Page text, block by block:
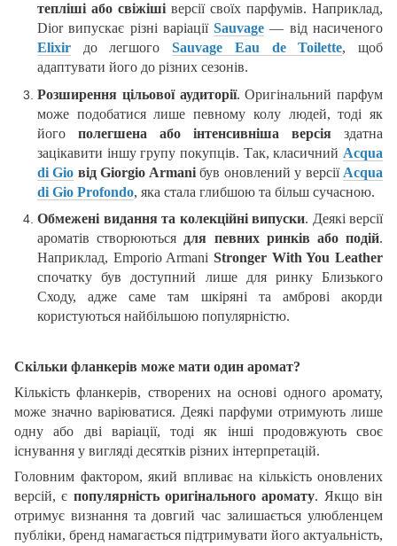
тепліші або свіжіші версії своїх парфумів. Наприклад,
Dior випускає різні варіаціїSauvage — від насиченого
Elixir до легшогоSauvage Eau de Toilette, щоб
адаптувати його до різних сезонів.
Розширення цільової аудиторії. Оригінальний парфум
може подобатися лише певному колу людей, тоді як
його полегшена або інтенсивніша версія здатна
зацікавити іншу групу покупців. Так, класичний Acqua
di Gio від Giorgio Armaniбув оновлений у версії Acqua
di Gio Profondo, яка стала глибшою та більш сучасною.
Обмежені видання та колекційні випуски. Деякі версії
ароматів створюються для певних ринків або подій.
Наприклад, Emporio Armani Stronger With You Leather
спочатку був доступний лише для ринку Близького
Сходу, адже саме там шкіряні та амброві акорди
користуються найбільшою популярністю.
Скільки фланкерів може мати один аромат?
Кількість фланкерів, створених на основі одного аромату,
може значно варіюватися. Деякі парфуми отримують лише
одну або дві варіації, тоді як інші продовжують своє
існування у вигляді десятків різних інтерпретацій.
Головним фактором, який впливає на кількість оновлених
версій, є популярність оригінального аромату. Якщо він
отримує визнання та довгий час залишається улюбленцем
публіки, бренд намагається підтримувати його актуальність,